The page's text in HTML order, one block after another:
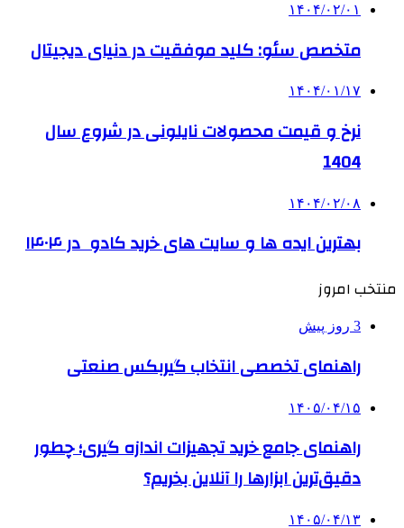
۱۴۰۴/۰۲/۰۱
متخصص سئو: کلید موفقیت در دنیای دیجیتال
۱۴۰۴/۰۱/۱۷
نرخ و قیمت محصولات نایلونی در شروع سال
1404
۱۴۰۴/۰۲/۰۸
بهترین ایده ها و سایت های خرید کادو در ۱۴۰۴
منتخب امروز
3 روز پیش
راهنمای تخصصی انتخاب گیربکس صنعتی
۱۴۰۵/۰۴/۱۵
راهنمای جامع خرید تجهیزات اندازه گیری؛ چطور
دقیق‌ترین ابزارها را آنلاین بخریم؟
۱۴۰۵/۰۴/۱۳